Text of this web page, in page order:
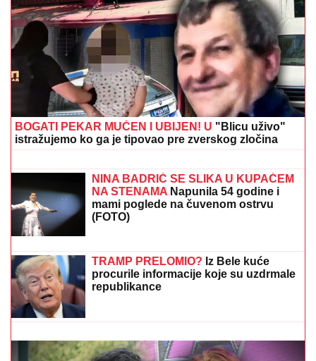
PRENOS, PARTIZAN - TOBOL:Odmah uzbuđenja u
Humskoj
OVO JE TRAGIČNA PRIČA KOJA SE
KRIJE IZA PESME "IVANOVA
KORITA"Merima Njegomir tražila
IZMENU teksta: "Ti stihovi su
SRBI "PALI" U ŠPANIJI!Maskirani
jurili u ukradenim limuzinama, izneli
sef iz banke, pa dolijali u MEGA-
AKCIJI policije: Ojadili 9 provincija za